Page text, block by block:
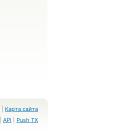
Карта сайта
API Push TX